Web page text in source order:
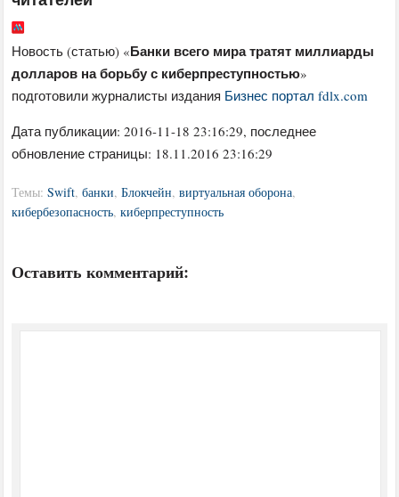
Новость (статью) «Банки всего мира тратят миллиарды
долларов на борьбу с киберпреступностью»
подготовили журналисты издания Бизнес портал fdlx.com
Дата публикации:2016-11-18 23:16:29, последнее
обновление страницы: 18.11.2016 23:16:29
Темы:Swift,банки,Блокчейн,виртуальная оборона,
кибербезопасность,киберпреступность
Оставить комментарий: